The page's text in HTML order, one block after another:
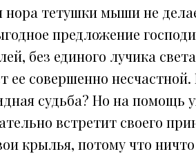
нора тетушки мыши не
предложение
без единого лучика
ее совершенно
судьба? Но на помощь
встретит своего
крылья, потому что